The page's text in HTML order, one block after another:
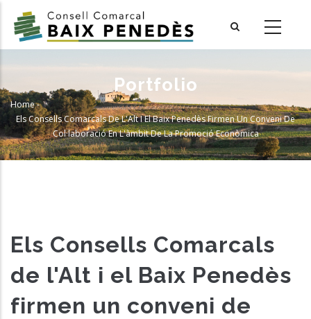
main
Portfolio
Breadcrumb
Home-
Els Consells Comarcals De L'Alt I El Baix Penedès Firmen Un Conveni De
Col·laboració En L'àmbit De La Promoció Econòmica
Els Consells Comarcals
de l'Alt i el Baix Penedès
firmen un conveni de